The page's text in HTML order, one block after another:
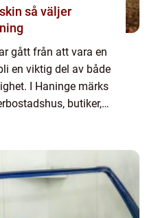
gått från att vara en
en viktig del av både
I Haninge märks
butiker,